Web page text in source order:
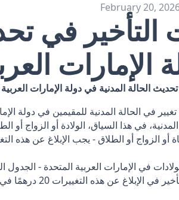
February 20,
التأخير في
الإمارات
الحالة المدنية في دولة الإمارات
في الحالة المدنية للمقيمين في دولة
في هذا السياق، الولادة أو الزواج أو
في الإمارات العربية المتحدة - الجدول الزمني للإبلاغ هو
عن هذه التغييرات 20 درهمًا في اليوم، بحد أقصى 1,000 درهم إماراتي.